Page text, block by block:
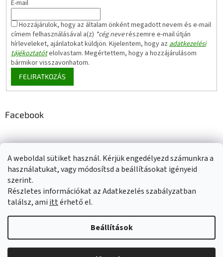
A weboldal sütiket használ. Kérjük engedélyezd számunkra a
használatukat, vagy módosítsd a beállításokat igényeid
szerint.
Részletes információkat az Adatkezelés szabályzatban
találsz, ami ittérhető el.
Beállítások
E-mail
Hozzájárulok, hogy az általam önként megadott nevem és e-mail
címem felhasználásával a(z) *cég neverészemre e-mail útján
hírleveleket, ajánlatokat küldjön. Kijelentem, hogy az adatkezelési
tájékoztatótelolvastam. Megértettem, hogy a hozzájárulásom
bármikor visszavonhatom.
FELIRATKOZÁS
Facebook
Adatkezelési tájékoztató Elérhetőségeink Impresszum
Üzleti feltételek (ÁSZF) Jótállási tájékoztató
Shoptet készítette